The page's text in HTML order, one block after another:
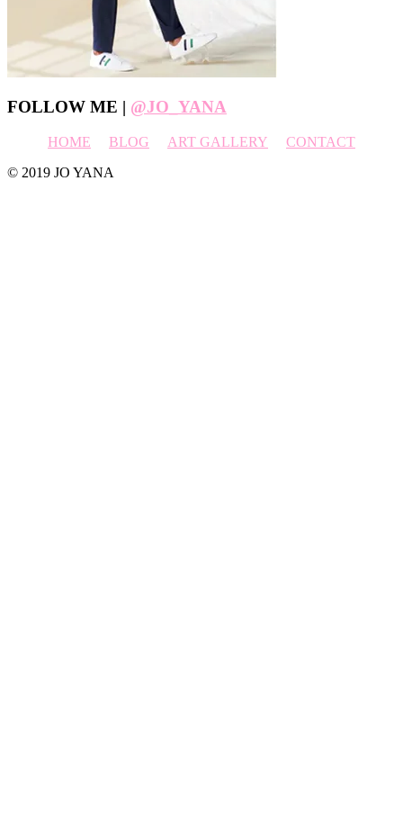
Footer
FOLLOW ME | @JO_YANA
HOME BLOG ART GALLERY
CONTACT
© 2019 JO YANA